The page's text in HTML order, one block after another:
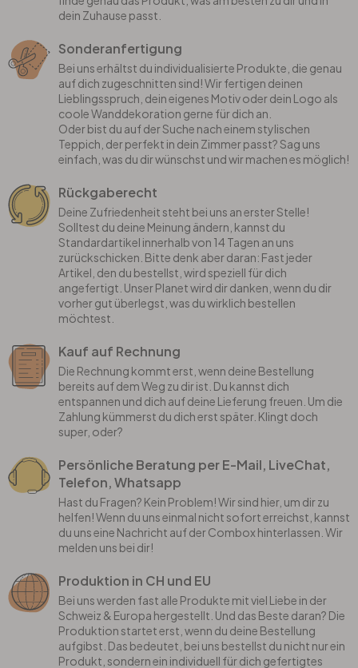
dein Zuhause passt.
Sonderanfertigung
Bei uns erhältst du individualisierte Produkte, die genau
auf dich zugeschnitten sind! Wir fertigen deinen
Lieblingsspruch, dein eigenes Motiv oder dein Logo als
coole Wanddekoration gerne für dich an.
Oder bist du auf der Suche nach einem stylischen
Teppich, der perfekt in dein Zimmer passt? Sag uns
einfach, was du dir wünschst und wir machen es möglich!
Rückgaberecht
Deine Zufriedenheit steht bei uns an erster Stelle!
Solltest du deine Meinung ändern, kannst du
Standardartikel innerhalb von 14 Tagen an uns
zurückschicken. Bitte denk aber daran: Fast jeder
Artikel, den du bestellst, wird speziell für dich
angefertigt. Unser Planet wird dir danken, wenn du dir
vorher gut überlegst, was du wirklich bestellen
möchtest.
Kauf auf Rechnung
Die Rechnung kommt erst, wenn deine Bestellung
bereits auf dem Weg zu dir ist. Du kannst dich
entspannen und dich auf deine Lieferung freuen. Um die
Zahlung kümmerst du dich erst später. Klingt doch
super, oder?
Persönliche Beratung per E-Mail, LiveChat,
Telefon, Whatsapp
Hast du Fragen? Kein Problem! Wir sind hier, um dir zu
helfen! Wenn du uns einmal nicht sofort erreichst, kannst
du uns eine Nachricht auf der Combox hinterlassen. Wir
melden uns bei dir!
Produktion in CH und EU
Bei uns werden fast alle Produkte mit viel Liebe in der
Schweiz & Europa hergestellt. Und das Beste daran? Die
Produktion startet erst, wenn du deine Bestellung
aufgibst. Das bedeutet, bei uns bestellst du nicht nur ein
Produkt, sondern ein individuell für dich gefertigtes